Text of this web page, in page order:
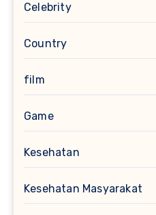
Celebrity
Country
film
Game
Kesehatan
Kesehatan Masyarakat